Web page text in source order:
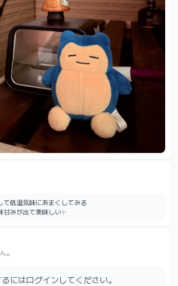
て低温気味にあまくしてみる
みが出て美味しい✨
。
にはログインしてください。